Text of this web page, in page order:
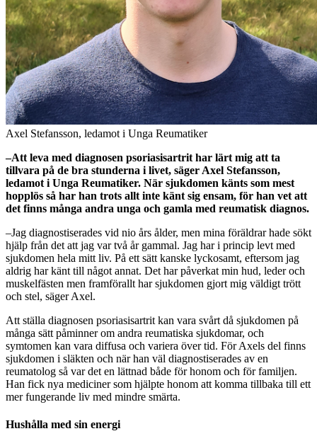
Axel Stefansson, ledamot i Unga Reumatiker
–Att leva med diagnosen psoriasisartrit har lärt mig att ta
tillvara på de bra stunderna i livet, säger Axel Stefansson,
ledamot i Unga Reumatiker. När sjukdomen känts som mest
hopplös så har han trots allt inte känt sig ensam, för han vet att
det finns många andra unga och gamla med reumatisk diagnos.
–Jag diagnostiserades vid nio års ålder, men mina föräldrar hade sökt
hjälp från det att jag var två år gammal. Jag har i princip levt med
sjukdomen hela mitt liv. På ett sätt kanske lyckosamt, eftersom jag
aldrig har känt till något annat. Det har påverkat min hud, leder och
muskelfästen men framförallt har sjukdomen gjort mig väldigt trött
och stel, säger Axel.
Att ställa diagnosen psoriasisartrit kan vara svårt då sjukdomen på
många sätt påminner om andra reumatiska sjukdomar, och
symtomen kan vara diffusa och variera över tid. För Axels del finns
sjukdomen i släkten och när han väl diagnostiserades av en
reumatolog så var det en lättnad både för honom och för familjen.
Han fick nya mediciner som hjälpte honom att komma tillbaka till ett
mer fungerande liv med mindre smärta.
Hushålla med sin energi